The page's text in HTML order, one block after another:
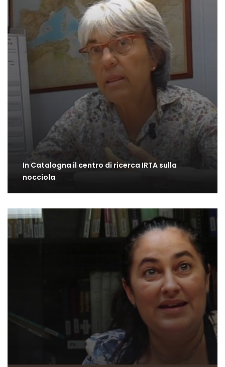
In Catalogna il centro di ricerca IRTA sulla
nocciola